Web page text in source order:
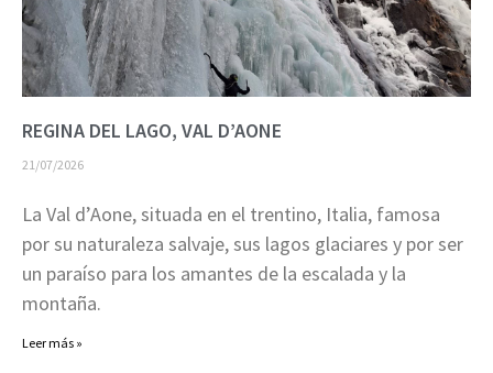
REGINA DEL LAGO, VAL D’AONE
21/07/2026
La Val d’Aone, situada en el trentino, Italia, famosa
por su naturaleza salvaje, sus lagos glaciares y por ser
un paraíso para los amantes de la escalada y la
montaña.
Leer más »